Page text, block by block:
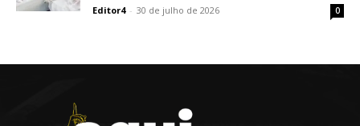
Editor4 - 30 de julho de 2026 0